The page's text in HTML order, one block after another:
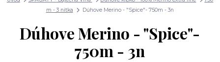
m - 3 nitka
Dúhove Merino - "Spice"- 750m - 3n
Dúhove Merino - "Spice"-
750m - 3n